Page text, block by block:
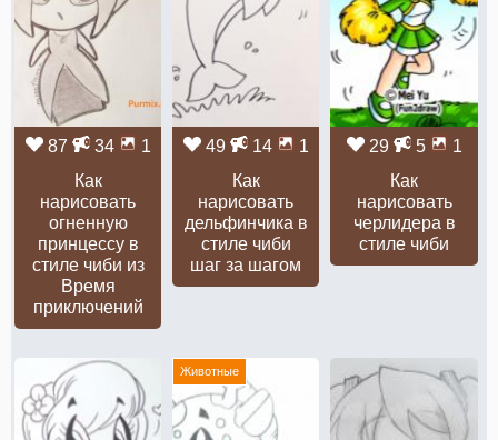
87 34
1
Как
нарисовать
огненную
принцессу в
стиле чиби из
Время
приключений
49 14
1
Как
нарисовать
дельфинчика в
стиле чиби
шаг за шагом
29 5
1
Как
нарисовать
черлидера в
стиле чиби
Животные